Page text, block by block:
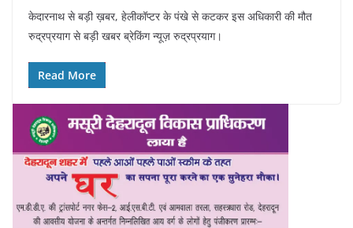
c
e
b
o
o
k
at
s
A
p
p
er
e
e
gr
m
k
n
ar
केदारनाथ से बड़ी ख़बर, हेलीकॉप्टर के पंखे से कटकर इस अधिकारी की मौत
रुद्रप्रयाग से बड़ी खबर ब्रेकिंग न्यूज़ रुद्रप्रयाग।
Read More